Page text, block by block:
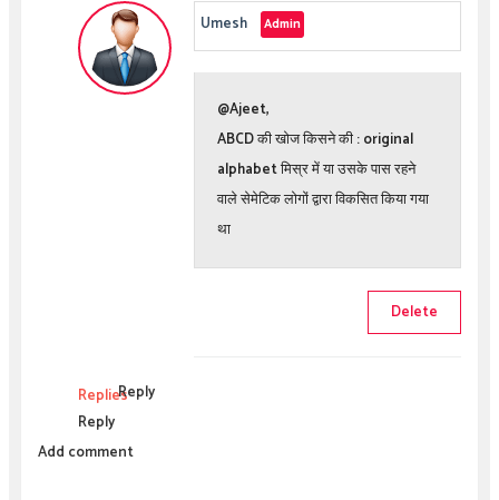
Umesh
@Ajeet,
ABCD की खोज किसने की : original
alphabet मिस्र में या उसके पास रहने
वाले सेमेटिक लोगों द्वारा विकसित किया गया
था
Delete
RepliesReply
Reply
Add comment